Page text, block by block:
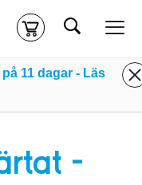
Kassa
onlinekurser.
Sök
11 dagar - Läs
–